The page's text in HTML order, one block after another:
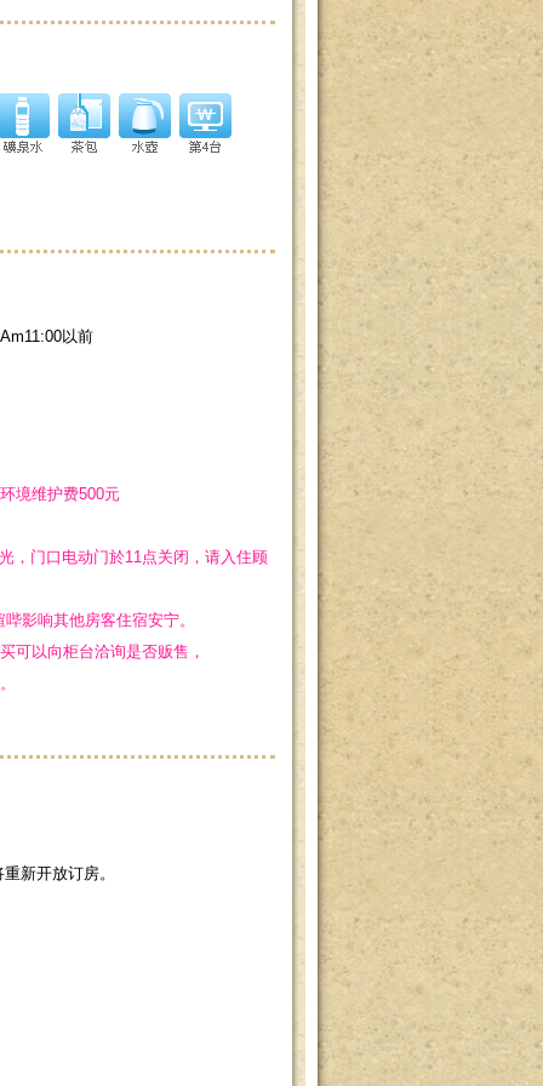
以前
境维护费500元
，门口电动门於11点关闭，请入住顾
影响其他房客住宿安宁。
可以向柜台洽询是否贩售，
新开放订房。